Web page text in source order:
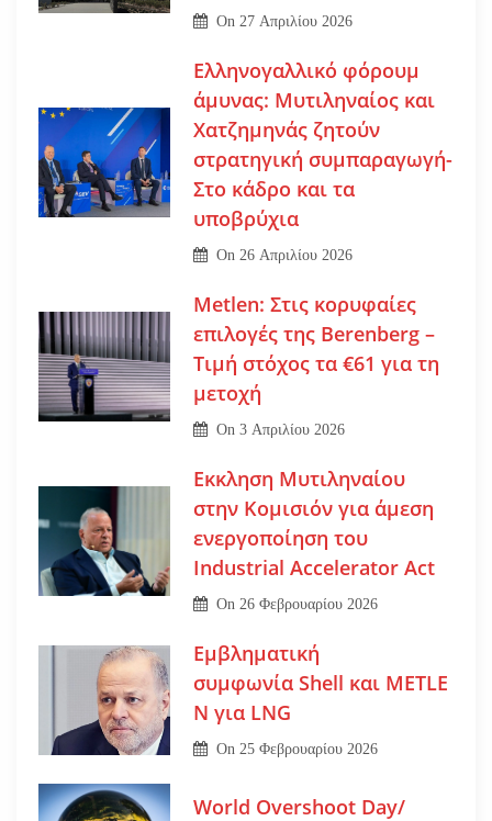
On27 Απριλίου 2026
Ελληνογαλλικό φόρουμ
άμυνας: Μυτιληναίος και
Χατζημηνάς ζητούν
στρατηγική συμπαραγωγή-
Στο κάδρο και τα
υποβρύχια
On26 Απριλίου 2026
Metlen: Στις κορυφαίες
επιλογές της Berenberg –
Τιμή στόχος τα €61 για τη
μετοχή
On3 Απριλίου 2026
Εκκληση Μυτιληναίου
στην Κομισιόν για άμεση
ενεργοποίηση του
Industrial Accelerator Act
On26 Φεβρουαρίου 2026
Εμβληματική
συμφωνία Shell και METLE
N για LNG
On25 Φεβρουαρίου 2026
World Overshoot Day/